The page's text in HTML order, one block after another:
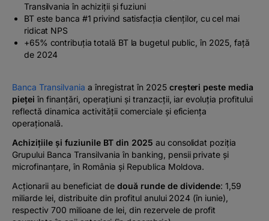
Transilvania în achiziții și fuziuni
BT este banca #1 privind satisfacția clienților, cu cel mai
ridicat NPS
+65% contribuția totală BT la bugetul public, în 2025, față
de 2024
Banca Transilvania a înregistrat în 2025 creșteri peste media
pieței în finanțări, operațiuni și tranzacții, iar evoluția profitului
reflectă dinamica activității comerciale și eficiența
operațională.
Achizițiile și fuziunile BT din 2025 au consolidat poziția
Grupului Banca Transilvania în banking, pensii private și
microfinanțare, în România și Republica Moldova.
Acționarii au beneficiat de două runde de dividende: 1,59
miliarde lei, distribuite din profitul anului 2024 (în iunie),
respectiv 700 milioane de lei, din rezervele de profit